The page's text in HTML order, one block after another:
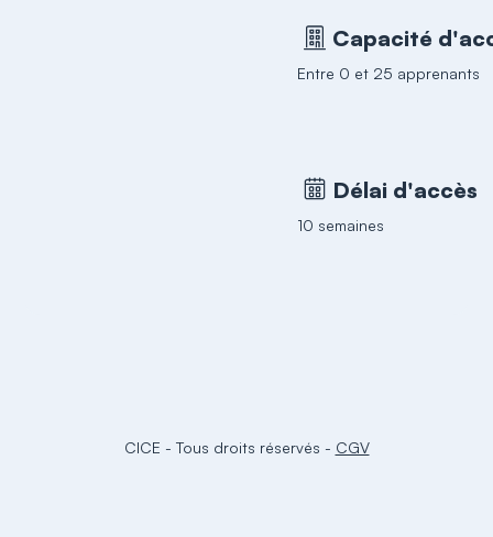
Capacité
Entre 0 et 25 apprenants
Délai d'accès
10 semaines
CICE - Tous droits réservés - CGV